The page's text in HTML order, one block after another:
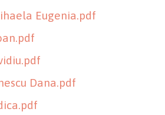
Eugenia.pdf
Dana.pdf